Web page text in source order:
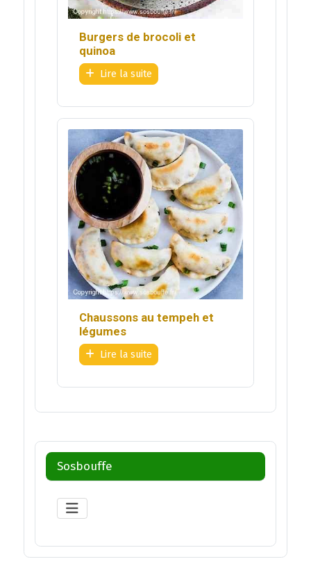
Burgers de brocoli et
quinoa
Lire la suite
Chaussons au tempeh et
légumes
Lire la suite
Sosbouffe